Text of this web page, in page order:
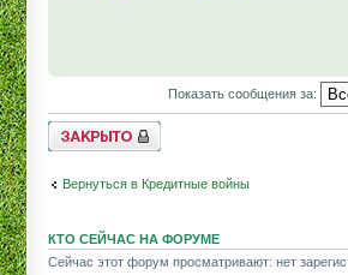
Показать сообщения за:
Topic locked
Вернуться в Кредитные войны
КТО СЕЙЧАС НА ФОРУМЕ
Сейчас этот форум просматривают: нет